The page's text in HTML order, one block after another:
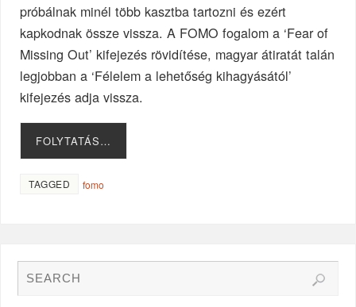
próbálnak minél több kasztba tartozni és ezért
kapkodnak össze vissza. A FOMO fogalom a ‘Fear of
Missing Out’ kifejezés rövidítése, magyar átiratát talán
legjobban a ‘Félelem a lehetőség kihagyásától’
kifejezés adja vissza.
FOLYTATÁS…
TAGGED fomo